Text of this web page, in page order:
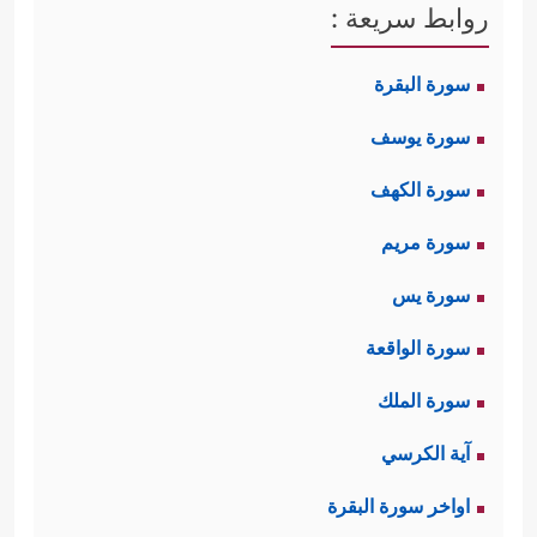
وَٱلسَّمَـٰوَ ٰ⁠تِ ٱلۡعُلَى﴿٤﴾
﴿٥﴾
لَهُۥ مَا فِی ٱلسَّمَـٰوَ ٰ⁠تِ وَمَا فِی ٱلۡأَرۡضِ وَمَا بَیۡنَهُمَا
وَمَا تَحۡتَ ٱلثَّرَىٰ﴾
والأرض وما تحت الثرى، وهذا التمهيد
جاء مناسبًا للحدث الأكبر والأجلِّ الذي
استهلَّ به القرآن هذه القصَّة.
ثانيًا: تبدأ القصة في هذه السورة بالحدث
الأجلِّ﴿إِذۡ رَءَا نَارࣰا فَقَالَ لِأَهۡلِهِ ٱمۡكُثُوۤاْ إِنِّیۤ ءَانَسۡتُ
روابط سريعة :
سورة البقرة
سورة يوسف
سورة الكهف
سورة مريم
سورة يس
سورة الواقعة
سورة الملك
آية الكرسي
اواخر سورة البقرة